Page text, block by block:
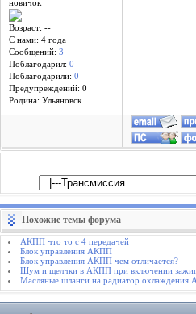
новичок
Возраст: --
С нами: 4 года
Сообщений: 3
Поблагодарил: 0
Поблагодарили: 0
Предупреждений: 0
Родина: Ульяновск
Похожие темы форума
АКПП что то с 4 передачей
Блок управления АКПП
Блок управления АКПП чем отличается?
Шум и щелчки в АКПП при включении
Масляные шланги на радиатор